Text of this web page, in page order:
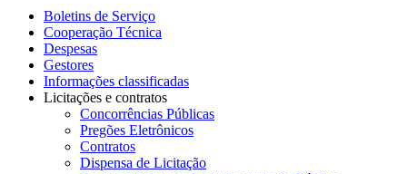
Boletins de Serviço
Cooperação Técnica
Despesas
Gestores
Informações classificadas
Licitações e contratos
Concorrências Públicas
Pregões Eletrônicos
Contratos
Dispensa de Licitação